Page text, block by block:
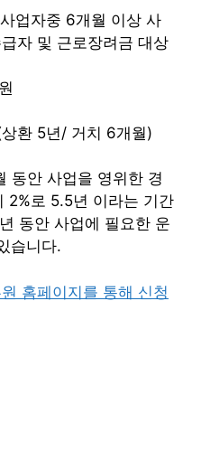
업자중 6개월 이상 사
자 및 근로장려금 대상
환 5년/ 거치 6개월)
동안 사업을 영위한 경
2%로 5.5년 이라는 기간
동안 사업에 필요한 운
습니다.
홈페이지를 통해 신청